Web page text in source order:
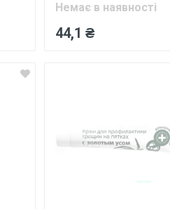
Немає в наявності
44,1 ₴